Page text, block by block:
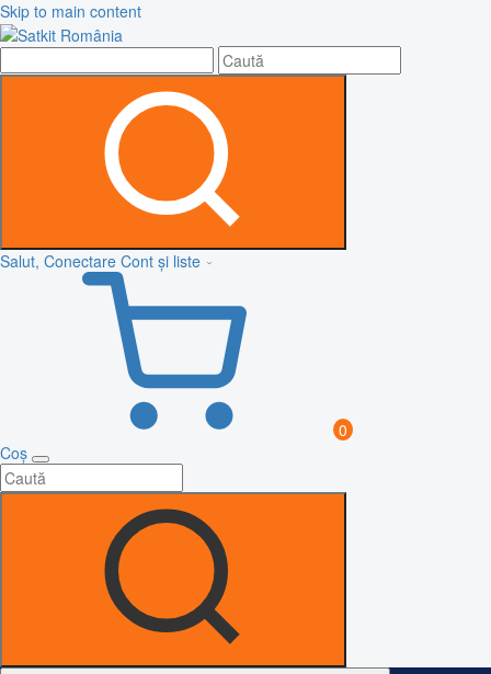
Skip to main content
Salut, Conectare Cont și liste
0
Coș